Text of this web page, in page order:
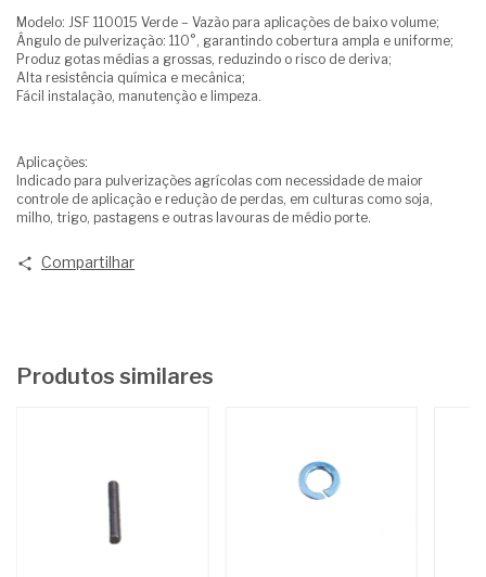
Modelo: JSF 110015 Verde – Vazão para aplicações de baixo volume;
Ângulo de pulverização: 110°, garantindo cobertura ampla e uniforme;
Produz gotas médias a grossas, reduzindo o risco de deriva;
Alta resistência química e mecânica;
Fácil instalação, manutenção e limpeza.
Aplicações:
Indicado para pulverizações agrícolas com necessidade de maior
controle de aplicação e redução de perdas, em culturas como soja,
milho, trigo, pastagens e outras lavouras de médio porte.
Compartilhar
Produtos similares